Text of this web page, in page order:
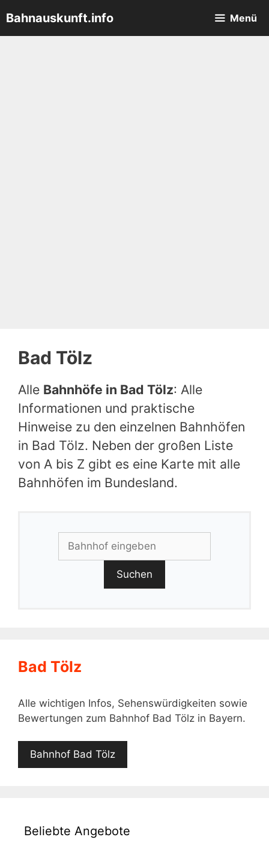
Inhalt
springen
Bahnauskunft.info Menü
Bad Tölz
Alle Bahnhöfe in Bad Tölz: Alle
Informationen und praktische
Hinweise zu den einzelnen Bahnhöfen
in Bad Tölz. Neben der großen Liste
von A bis Z gibt es eine Karte mit alle
Bahnhöfen im Bundesland.
Suchen
Bad Tölz
Alle wichtigen Infos, Sehenswürdigkeiten sowie
Bewertungen zum Bahnhof Bad Tölz in Bayern.
Bahnhof Bad Tölz
Beliebte Angebote